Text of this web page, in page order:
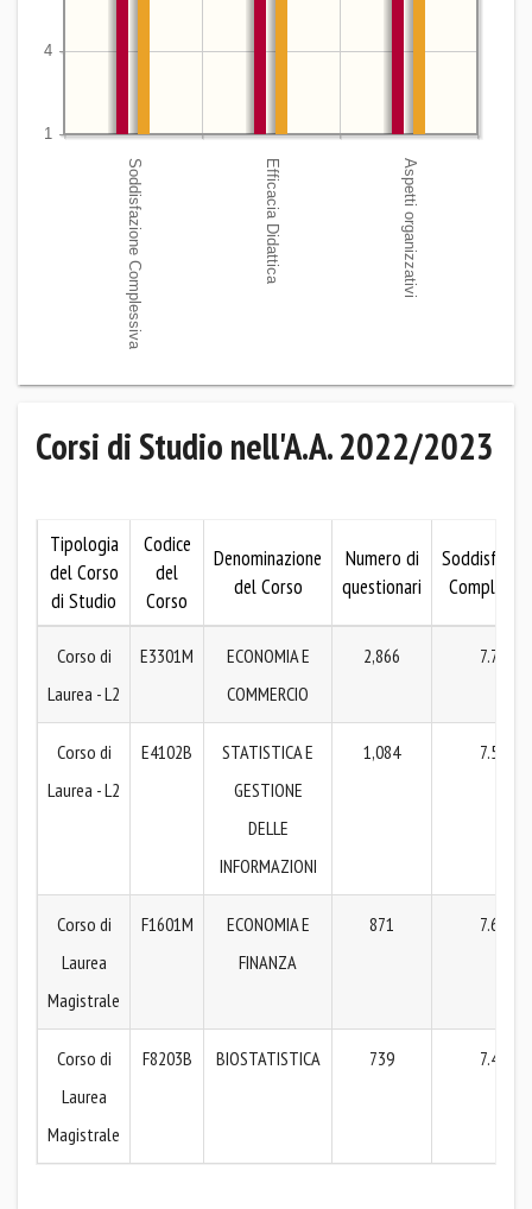
Corsi di Studio nell'A.A. 2022/2023
Tipologia
del Corso
di Studio
Codice
del
Corso
Denominazione
del Corso
Numero di
questionari
Corso di
Laurea - L2
E3301M
ECONOMIA E
COMMERCIO
2,866 7.79
Corso di
Laurea - L2
E4102B
STATISTICA E
GESTIONE
DELLE
INFORMAZIONI
1,084 7.58
Corso di
Laurea
Magistrale
F1601M
ECONOMIA E
FINANZA
871 7.63
Corso di
Laurea
Magistrale
F8203B BIOSTATISTICA 739 7.44